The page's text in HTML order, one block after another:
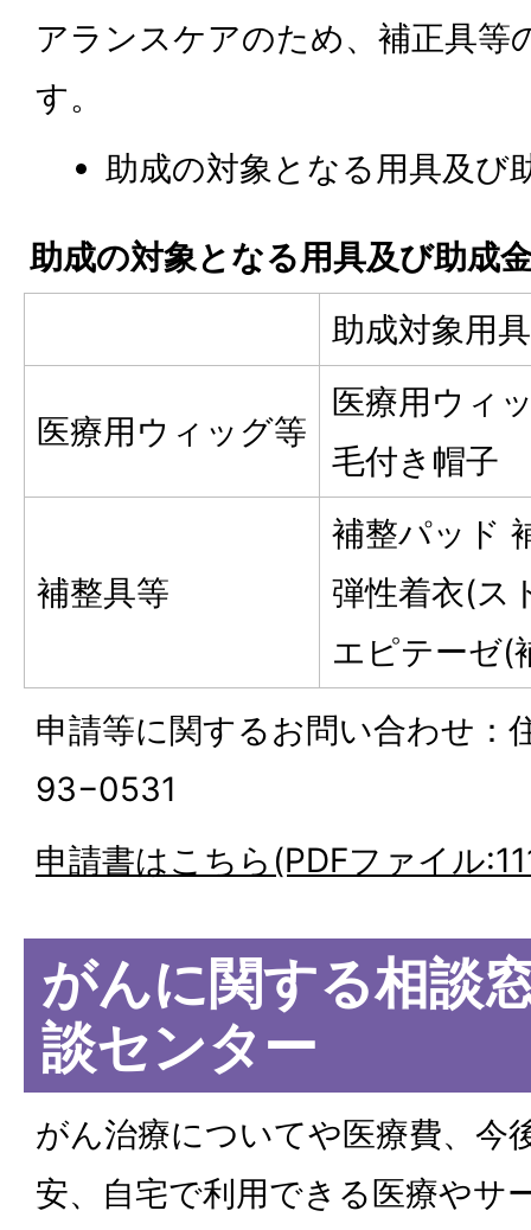
アランスケアのため、補正具等
す。
助成の対象となる用具及び
助成の対象となる用具及び助成
助成対象用具
医療用ウィッグ等
医療用ウィ
毛付き帽子
補整具等
補整パッド
弾性着衣(ス
エピテーゼ(
申請等に関するお問い合わせ：
93−0531
申請書はこちら(PDFファイル
がんに関する相談
談センター
がん治療についてや医療費、今
安、自宅で利用できる医療やサ